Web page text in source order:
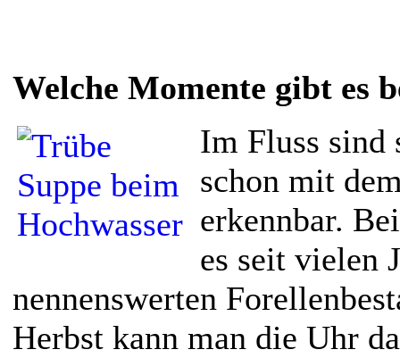
Welche Momente gibt es
Im Fluss sind
schon mit
erkennbar.
es seit vielen
nennenswerten
Herbst kann man die Uhr